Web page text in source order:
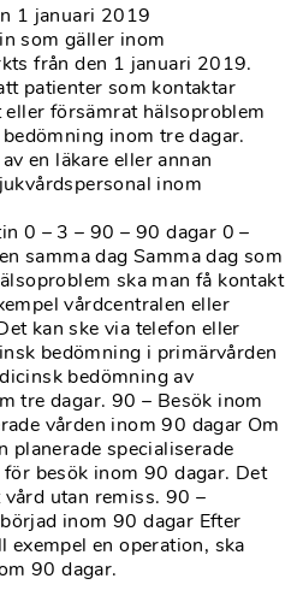
1 januari 2019
som gäller inom
från den 1 januari 2019.
patienter som kontaktar
försämrat hälsoproblem
inom tre dagar.
en läkare eller annan
inom
0 – 3 – 90 – 90 dagar 0 –
samma dag Samma dag som
ska man få kontakt
vårdcentralen eller
kan ske via telefon eller
bedömning i primärvården
bedömning av
tre dagar. 90 – Besök inom
vården inom 90 dagar Om
planerade specialiserade
besök inom 90 dagar. Det
utan remiss. 90 –
inom 90 dagar Efter
en operation, ska
90 dagar.